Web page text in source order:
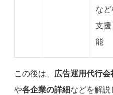
な
支
能
この後は、 広告運用代行会
や各企業の詳細などを解説